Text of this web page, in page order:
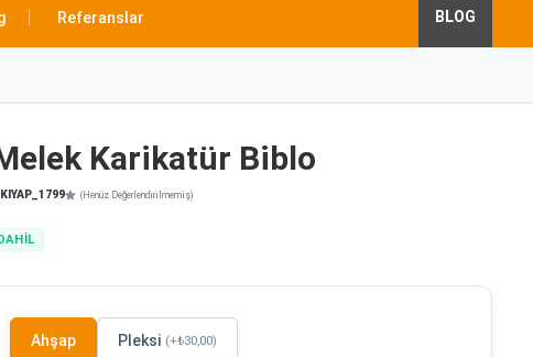
Referanslar BLOG
Karikatür Biblo
(Henüz Değerlendirilmemiş)
Ahşap Pleksi (+₺30,00)